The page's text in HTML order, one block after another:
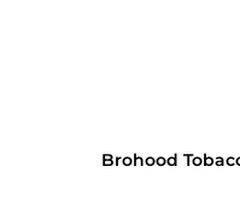
Brohood